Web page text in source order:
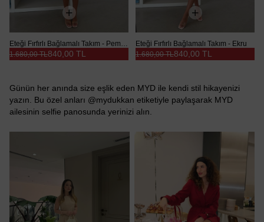
840,00 TL
1.680,00 TL
Eteği Fırfırlı Bağlamalı Takım - Ekru
840,00 TL
1.680,00 TL
Günün her anında size eşlik eden MYD ile kendi stil hikayenizi
yazın. Bu özel anları @mydukkan etiketiyle paylaşarak MYD
ailesinin selfie panosunda yerinizi alın.